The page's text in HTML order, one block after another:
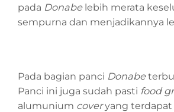
pada Donabelebih merata
sempurna dan menjadikannya
Pada bagian panci Donabe
Panci ini juga sudah pasti food
alumunium coveryang terdapat